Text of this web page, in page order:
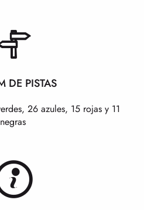
DE PISTAS
26 azules, 15 rojas y 11
negras